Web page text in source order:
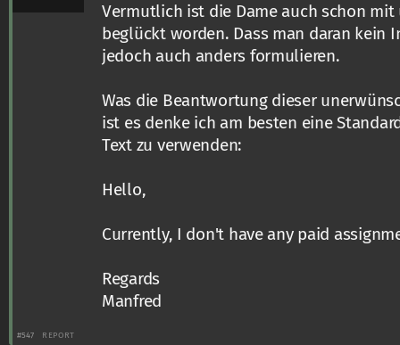
Vermutlich ist die Dame auch schon
beglückt worden. Dass man daran kein
jedoch auch anders formulieren.
Was die Beantwortung dieser
ist es denke ich am besten eine
Text zu verwenden:
Hello,
Currently, I don't have any paid
Regards
Manfred
#547 REPORT